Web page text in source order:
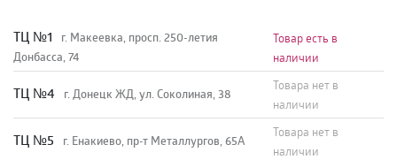
TЦ №1
г. Макеевка, просп. 250-летия
Донбасса, 74
Товар есть в
наличии
TЦ №4 г. Донецк ЖД, ул. Соколиная, 38
Товара нет в
наличии
TЦ №5 г. Енакиево, пр-т Металлургов, 65А
Товара нет в
наличии